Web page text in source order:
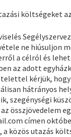
költségeket
ne hiúsuljon
a célról és
az adott
kérjük,
hátrányos
szegénységi
összjövedelem
címen
a közös utazás